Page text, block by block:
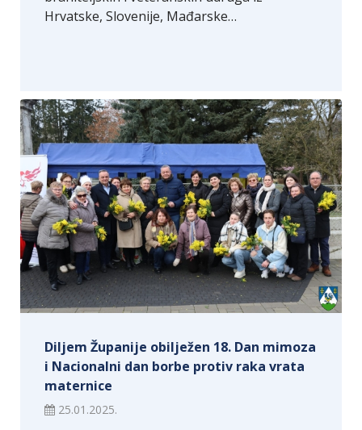
Hrvatske, Slovenije, Mađarske…
Diljem Županije obilježen 18. Dan mimoza
i Nacionalni dan borbe protiv raka vrata
maternice
25.01.2025.